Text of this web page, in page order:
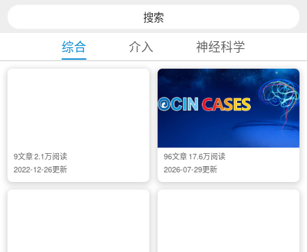
搜索
综合 介入 神经科学
9文章2.1万阅读
2022-12-26更新
96文章17.6万阅读
2026-07-29更新